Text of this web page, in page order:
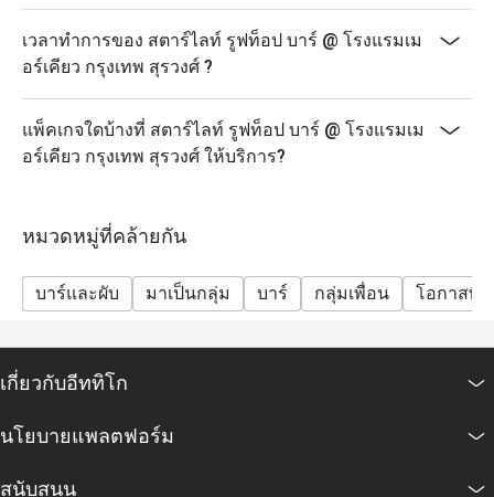
เวลาทำการของ สตาร์ไลท์ รูฟท็อป บาร์ @ โรงแรมเม
อร์เคียว กรุงเทพ สุรวงศ์ ?
แพ็คเกจใดบ้างที่ สตาร์ไลท์ รูฟท็อป บาร์ @ โรงแรมเม
อร์เคียว กรุงเทพ สุรวงศ์ ให้บริการ?
หมวดหมู่ที่คล้ายกัน
บาร์และผับ มาเป็นกลุ่ม บาร์ กลุ่มเพื่อน โอกาสพิเ
เกี่ยวกับอีททิโก
นโยบายแพลตฟอร์ม
สนับสนุน